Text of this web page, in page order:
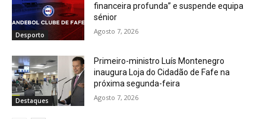
Desporto
financeira profunda” e suspende equipa
sénior
Agosto 7, 2026
Destaques
Primeiro-ministro Luís Montenegro
inaugura Loja do Cidadão de Fafe na
próxima segunda-feira
Agosto 7, 2026